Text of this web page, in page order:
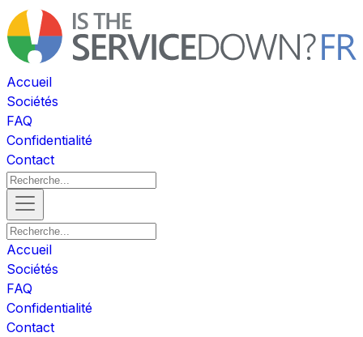
Accueil
Sociétés
FAQ
Confidentialité
Contact
Accueil
Sociétés
FAQ
Confidentialité
Contact